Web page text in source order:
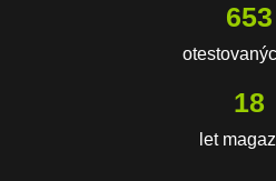
653
18
let